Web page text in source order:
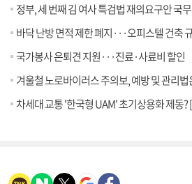
정부, 세 번째 김 여사 특검법 재의요구안 국
바닥 난방 면적 제한 폐지···오피스텔 건축
국가봉사 은퇴견 지원···진료·사료비 할인
겨울철 노로바이러스 주의보, 예방 및 관리법은? [정
차세대 교통 '한국형 UAM' 초기상용화 제동? [정